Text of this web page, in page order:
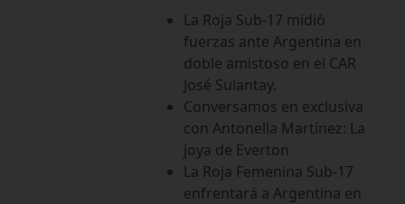
La Roja Sub-17 midió
fuerzas ante Argentina en
doble amistoso en el CAR
José Sulantay.
Conversamos en exclusiva
con Antonella Martínez: La
joya de Everton
La Roja Femenina Sub-17
enfrentará a Argentina en